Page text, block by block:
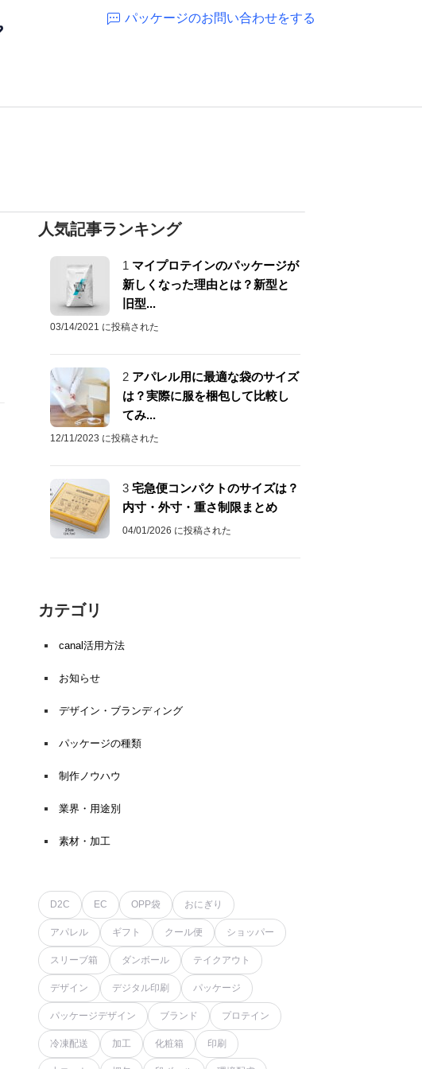
パッケージのお問い合わせをする
人気記事ランキング
1 マイプロテインのパッケージが
新しくなった理由とは？新型と
旧型...
03/14/2021 に投稿された
2 アパレル用に最適な袋のサイズ
は？実際に服を梱包して比較し
てみ...
12/11/2023 に投稿された
3 宅急便コンパクトのサイズは？
内寸・外寸・重さ制限まとめ
04/01/2026 に投稿された
カテゴリ
canal活用方法
お知らせ
デザイン・ブランディング
パッケージの種類
制作ノウハウ
業界・用途別
素材・加工
D2C EC OPP袋 おにぎり
アパレル ギフト クール便 ショッパー
スリーブ箱 ダンボール テイクアウト
デザイン デジタル印刷 パッケージ
パッケージデザイン ブランド プロテイン
冷凍配送 加工 化粧箱 印刷